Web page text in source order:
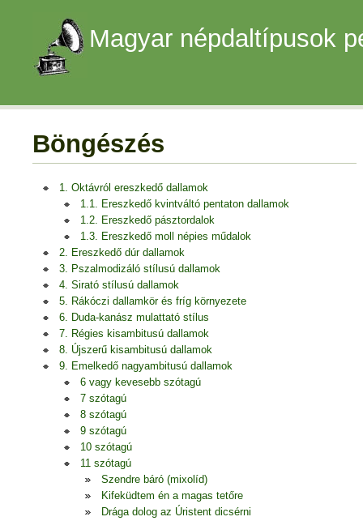
Magyar népdaltípusok
Böngészés
1. Oktávról ereszkedő dallamok
1.1. Ereszkedő kvintváltó pentaton dallamok
1.2. Ereszkedő pásztordalok
1.3. Ereszkedő moll népies műdalok
2. Ereszkedő dúr dallamok
3. Pszalmodizáló stílusú dallamok
4. Sirató stílusú dallamok
5. Rákóczi dallamkör és fríg környezete
6. Duda-kanász mulattató stílus
7. Régies kisambitusú dallamok
8. Újszerű kisambitusú dallamok
9. Emelkedő nagyambitusú dallamok
6 vagy kevesebb szótagú
7 szótagú
8 szótagú
9 szótagú
10 szótagú
11 szótagú
Szendre báró (mixolíd)
Kifeküdtem én a magas tetőre
Drága dolog az Úristent dicsérni